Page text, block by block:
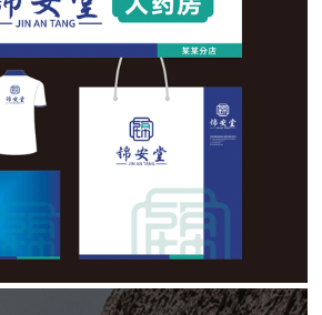
连锁大药房VI设计